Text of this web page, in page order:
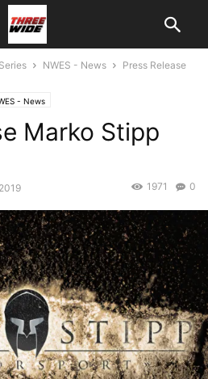
NWES - News
Press Release
- News
Marko Stipp
0
1971